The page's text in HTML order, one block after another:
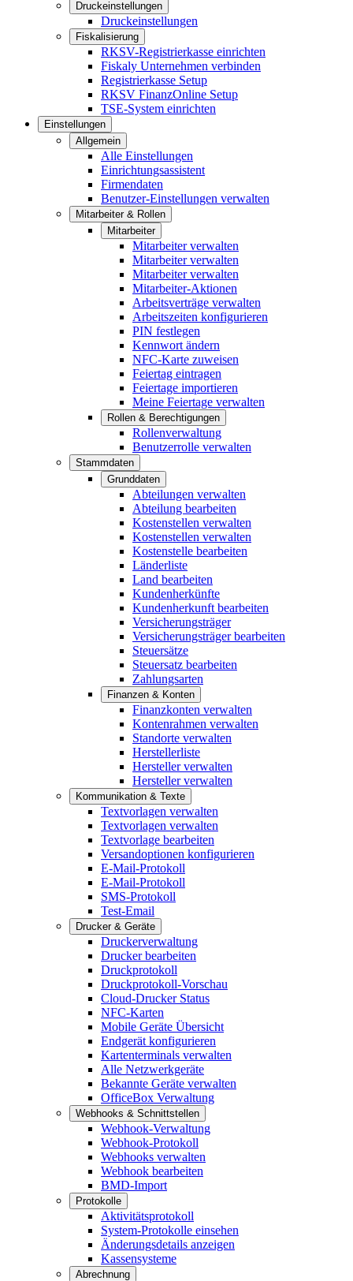
Druckeinstellungen
Druckeinstellungen
Fiskalisierung
RKSV-Registrierkasse einrichten
Fiskaly Unternehmen verbinden
Registrierkasse Setup
RKSV FinanzOnline Setup
TSE-System einrichten
Einstellungen
Allgemein
Alle Einstellungen
Einrichtungsassistent
Firmendaten
Benutzer-Einstellungen verwalten
Mitarbeiter & Rollen
Mitarbeiter
Mitarbeiter verwalten
Mitarbeiter verwalten
Mitarbeiter verwalten
Mitarbeiter-Aktionen
Arbeitsverträge verwalten
Arbeitszeiten konfigurieren
PIN festlegen
Kennwort ändern
NFC-Karte zuweisen
Feiertag eintragen
Feiertage importieren
Meine Feiertage verwalten
Rollen & Berechtigungen
Rollenverwaltung
Benutzerrolle verwalten
Stammdaten
Grunddaten
Abteilungen verwalten
Abteilung bearbeiten
Kostenstellen verwalten
Kostenstellen verwalten
Kostenstelle bearbeiten
Länderliste
Land bearbeiten
Kundenherkünfte
Kundenherkunft bearbeiten
Versicherungsträger
Versicherungsträger bearbeiten
Steuersätze
Steuersatz bearbeiten
Zahlungsarten
Finanzen & Konten
Finanzkonten verwalten
Kontenrahmen verwalten
Standorte verwalten
Herstellerliste
Hersteller verwalten
Hersteller verwalten
Kommunikation & Texte
Textvorlagen verwalten
Textvorlagen verwalten
Textvorlage bearbeiten
Versandoptionen konfigurieren
E-Mail-Protokoll
E-Mail-Protokoll
SMS-Protokoll
Test-Email
Drucker & Geräte
Druckerverwaltung
Drucker bearbeiten
Druckprotokoll
Druckprotokoll-Vorschau
Cloud-Drucker Status
NFC-Karten
Mobile Geräte Übersicht
Endgerät konfigurieren
Kartenterminals verwalten
Alle Netzwerkgeräte
Bekannte Geräte verwalten
OfficeBox Verwaltung
Webhooks & Schnittstellen
Webhook-Verwaltung
Webhook-Protokoll
Webhooks verwalten
Webhook bearbeiten
BMD-Import
Protokolle
Aktivitätsprotokoll
System-Protokolle einsehen
Änderungsdetails anzeigen
Kassensysteme
Abrechnung